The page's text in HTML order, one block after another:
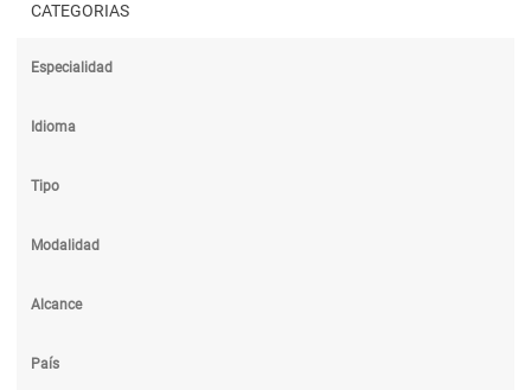
CATEGORIAS
Especialidad
Idioma
Tipo
Modalidad
Alcance
País